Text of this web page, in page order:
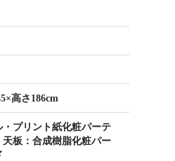
高さ186cm
プリント紙化粧パーテ
天板：合成樹脂化粧パー